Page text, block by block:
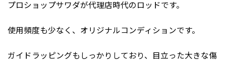
プロショップサワダが代理店時代のロッドです。
使用頻度も少なく、オリジナルコンディションです。
ガイドラッピングもしっかりしており、目立った大きな傷